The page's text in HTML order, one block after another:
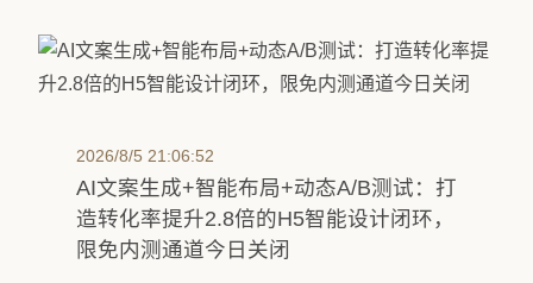
2026/8/5 21:06:52
AI文案生成+智能布局+动态A/B测试：打
造转化率提升2.8倍的H5智能设计闭环，
限免内测通道今日关闭